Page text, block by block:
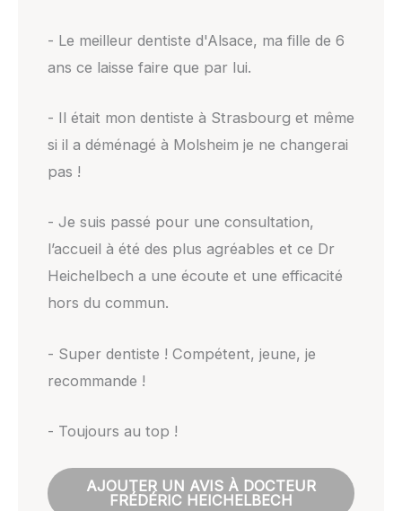
- Le meilleur dentiste d'Alsace, ma fille de 6
ans ce laisse faire que par lui.
- Il était mon dentiste à Strasbourg et même
si il a déménagé à Molsheim je ne changerai
pas !
- Je suis passé pour une consultation,
l’accueil à été des plus agréables et ce Dr
Heichelbech a une écoute et une efficacité
hors du commun.
- Super dentiste ! Compétent, jeune, je
recommande !
- Toujours au top !
AJOUTER UN AVIS À DOCTEUR
FRÉDÉRIC HEICHELBECH